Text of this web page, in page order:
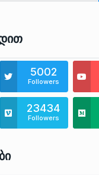
5002
Followers
23434
Followers